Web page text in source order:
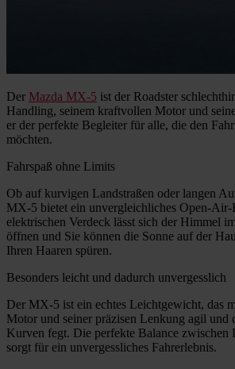
Der Mazda MX-5 ist der Roadster
Handling, seinem kraftvollen Motor und
er der perfekte Begleiter für alle, die den
möchten.
Fahrspaß ohne Limits
Ob auf kurvigen Landstraßen oder langen
MX-5 bietet ein unvergleichliches Open-Air-
elektrischen Verdeck lässt sich der Himmel
öffnen und Sie können die Sonne auf der
Ihren Haaren spüren.
Besonders leicht und dadurch unvergesslich
Der MX-5 ist ein echtes Leichtgewicht, das
Motor und seiner präzisen Lenkung agil und
Kurven fegt. Die perfekte Balance zwischen
sorgt für ein unvergessliches Fahrerlebnis.